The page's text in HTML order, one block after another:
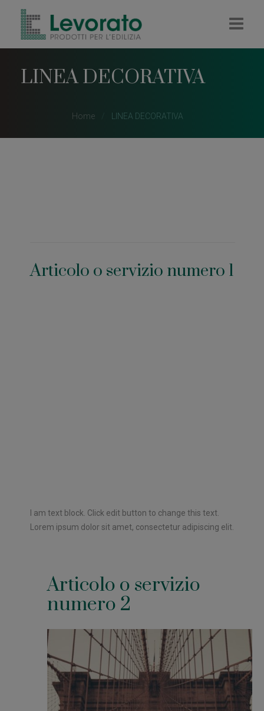
LINEA DECORATIVA
Home LINEA DECORATIVA
Articolo o servizio numero 1
I am text block. Click edit button to change this text.
Lorem ipsum dolor sit amet, consectetur adipiscing elit.
Articolo o servizio
numero 2